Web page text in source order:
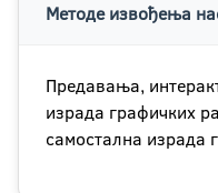
Методе извођења
Предавања,
израда графичких
самостална израда